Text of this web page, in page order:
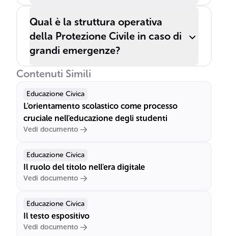
Qual è la struttura operativa
della Protezione Civile in caso di
grandi emergenze?
Contenuti Simili
Educazione Civica
L'orientamento scolastico come processo
cruciale nell'educazione degli studenti
Vedi documento
Educazione Civica
Il ruolo del titolo nell'era digitale
Vedi documento
Educazione Civica
Il testo espositivo
Vedi documento